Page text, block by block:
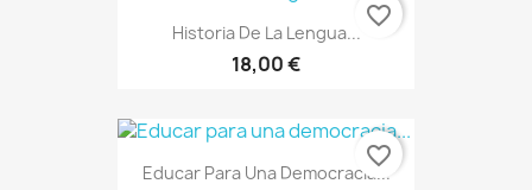
Historia De La Lengua...
18,00 €
favorite_border
Educar Para Una Democracia...
favorite_border